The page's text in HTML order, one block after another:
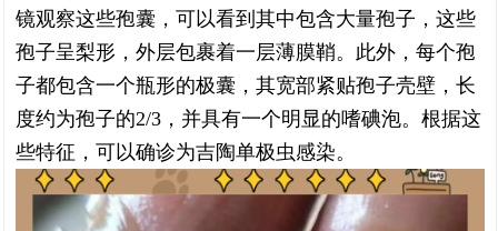
镜观察这些孢囊，可以看到其中包含大量孢子，这些
孢子呈梨形，外层包裹着一层薄膜鞘。此外，每个孢
子都包含一个瓶形的极囊，其宽部紧贴孢子壳壁，长
度约为孢子的2/3，并具有一个明显的嗜碘泡。根据这
些特征，可以确诊为吉陶单极虫感染。